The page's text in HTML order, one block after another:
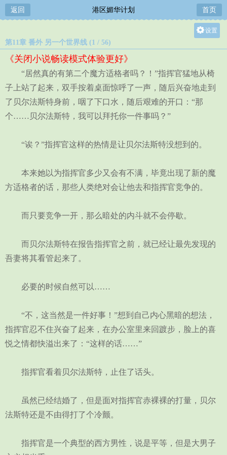
返回 港区媚华计划 首页
设置
中
小
第11章 番外 另一个世界线 (1 / 56)
《关闭小说畅读模式体验更好》
“居然真的有第二个魔方适格者吗？！”指挥官猛地从椅
子上站了起来，双手按着桌面惊呼了一声，随后兴奋地走到
了贝尔法斯特身前，咽了下口水，随后艰难的开口：“那
个……贝尔法斯特，我可以拜托你一件事吗？”
“诶？”指挥官这样的热情是让贝尔法斯特没想到的。
本来她以为指挥官多少又会有不满，毕竟出现了新的魔
方适格者的话，那些人类绝对会让他去和指挥官竞争的。
而只要竞争一开，那么暗处的内斗就不会停歇。
而贝尔法斯特在报告指挥官之前，就已经让最先发现的
吾妻将其看管起来了。
必要的时候自然可以……
“不，这当然是一件好事！”想到自己内心黑暗的想法，
指挥官忍不住兴奋了起来，在办公室里来回踱步，脸上的喜
悦之情都快溢出来了：“这样的话……”
指挥官看着贝尔法斯特，止住了话头。
虽然已经结婚了，但是面对指挥官赤裸裸的打量，贝尔
法斯特还是不由得打了个冷颤。
指挥官是一个典型的西方男性，说是平等，但是大男子